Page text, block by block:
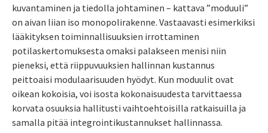
kuvantaminen ja tiedolla johtaminen – kattava ”moduuli”
on aivan liian iso monopolirakenne. Vastaavasti esimerkiksi
lääkityksen toiminnallisuuksien irrottaminen
potilaskertomuksesta omaksi palakseen menisi niin
pieneksi, että riippuvuuksien hallinnan kustannus
peittoaisi modulaarisuuden hyödyt. Kun moduulit ovat
oikean kokoisia, voi isosta kokonaisuudesta tarvittaessa
korvata osuuksia hallitusti vaihtoehtoisilla ratkaisuilla ja
samalla pitää integrointikustannukset hallinnassa.